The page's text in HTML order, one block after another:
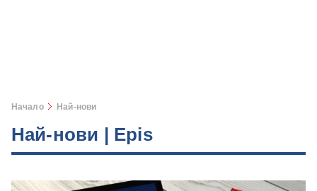
Начало Най-нови
Най-нови | Epis